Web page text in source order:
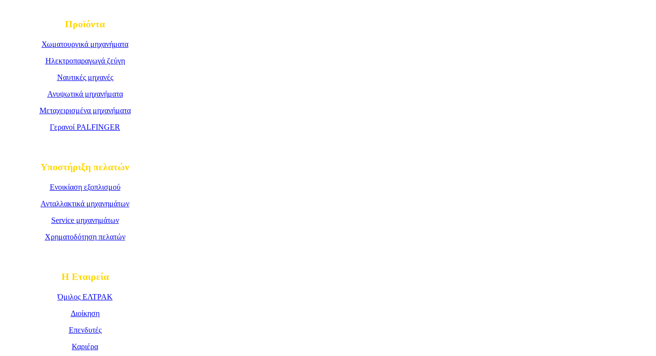
Προϊόντα
Χωματουργικά μηχανήματα
Ηλεκτροπαραγωγά ζεύγη
Ναυτικές μηχανές
Ανυψωτικά μηχανήματα
Μεταχειρισμένα μηχανήματα
Γερανοί PALFINGER
Υποστήριξη πελατών
Ενοικίαση εξοπλισμού
Ανταλλακτικά μηχανημάτων
Service μηχανημάτων
Χρηματοδότηση πελατών
Η Εταιρεία
Όμιλος ΕΛΤΡΑΚ
Διοίκηση
Επενδυτές
Καριέρα